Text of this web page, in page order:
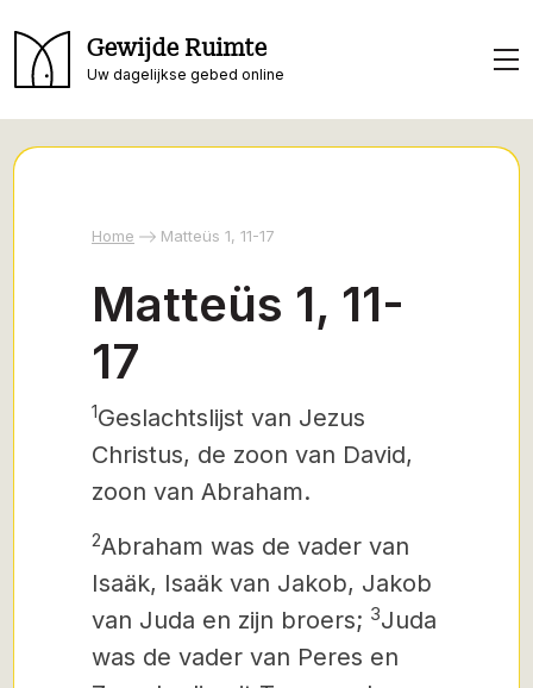
Gewijde Ruimte
Uw dagelijkse gebed online
Home Matteüs 1, 11-17
Matteüs 1, 11-
17
1Geslachtslijst van Jezus
Christus, de zoon van David,
zoon van Abraham.
2Abraham was de vader van
Isaäk, Isaäk van Jakob, Jakob
van Juda en zijn broers; 3Juda
was de vader van Peres en